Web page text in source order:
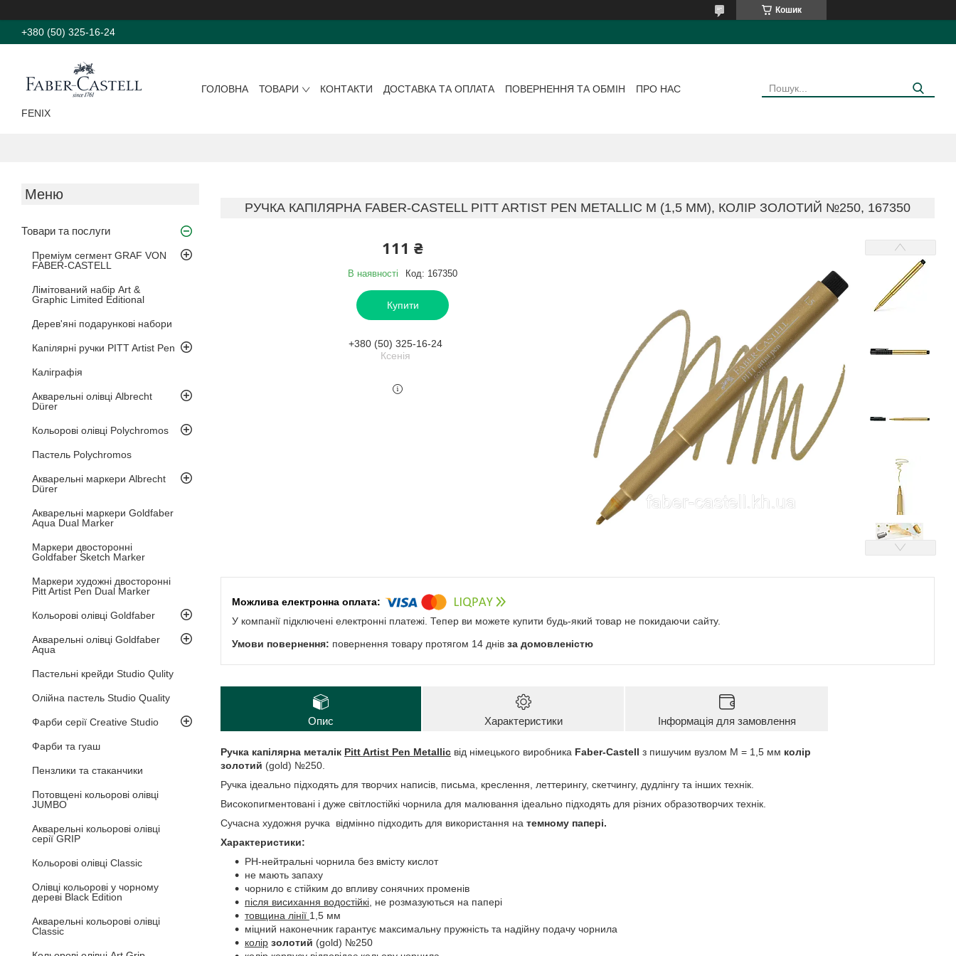
Кошик
+380 (50) 325-16-24
FENIX
ГОЛОВНА ТОВАРИ КОНТАКТИ ДОСТАВКА ТА ОПЛАТА ПОВЕРНЕННЯ ТА ОБМІН ПРО НАС
Товари та послуги
Преміум сегмент GRAF VON
FABER-CASTELL
Лімітований набір Art &
Graphic Limited Editional
Дерев'яні подарункові набори
Капілярні ручки PITT Artist Pen
Каліграфія
Акварельні олівці Albrecht
Dürer
Кольорові олівці Polychromos
Пастель Polychromos
Акварельні маркери Albrecht
Dürer
Акварельні маркери Goldfaber
Aqua Dual Marker
Маркери двосторонні
Goldfaber Sketch Marker
Маркери художні двосторонні
Pitt Artist Pen Dual Marker
Кольорові олівці Goldfaber
Акварельні олівці Goldfaber
Aqua
Пастельні крейди Studio Qulity
Олійна пастель Studio Quality
Фарби серії Creative Studio
Фарби та гуаш
Пензлики та стаканчики
Потовщені кольорові олівці
JUMBO
Акварельні кольорові олівці
серії GRIP
Кольорові олівці Classic
Олівці кольорові у чорному
дереві Black Edition
Акварельні кольорові олівці
Classic
РУЧКА КАПІЛЯРНА FABER-CASTELL PITT ARTIST PEN METALLIC M (1,5 ММ), КОЛІР ЗОЛОТИЙ №250, 167350
111 ₴
В наявності Код: 167350
Купити
+380 (50) 325-16-24
Ксенія
У компанії підключені електронні платежі. Тепер ви можете купити будь-який товар не покидаючи сайту.
повернення товару протягом 14 днів за домовленістю
Опис Характеристики Інформація для замовлення
Ручка капілярна металік Pitt Artist Pen Metallic від німецького виробника Faber-Castell з пишучим вузлом М = 1,5 мм колір
золотий (gold) №250.
Ручка ідеально підходять для творчих написів, письма, креслення, леттерингу, скетчингу, дудлінгу та інших технік.
Високопигментовані і дуже світлостійкі чорнила для малювання ідеально підходять для різних образотворчих технік.
Сучасна художня ручка відмінно підходить для використання на темному папері.
Характеристики:
PH-нейтральні чорнила без вмісту кислот
не мають запаху
чорнило є стійким до впливу сонячних променів
після висихання водостійкі, не розмазуються на папері
товщина лінії 1,5 мм
міцний наконечник гарантує максимальну пружність та надійну подачу чорнила
колір золотий (gold) №250